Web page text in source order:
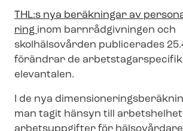
THL:s nya beräkningar av
ring inom barnrådgivningen och
skolhälsovården publicerades
förändrar de
elevantalen.
I de nya
man tagit hänsyn till
arbetsuppgifter för